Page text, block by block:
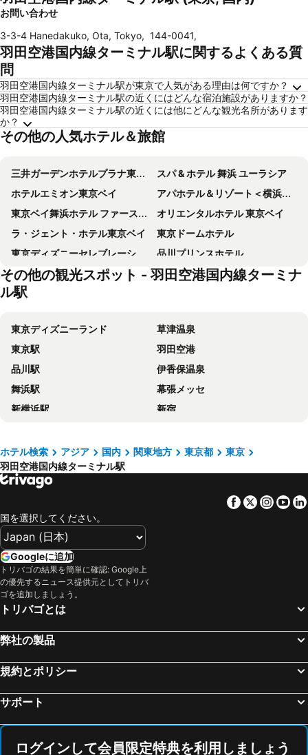
お問い合わせ
3-3-4 Hanedakuko, Ota, Tokyo, 144-0041,
羽田空港国内線ターミナル駅に関するよくある質
問
羽田空港国内線ターミナル駅が東京で人気がある理由は何ですか？
羽田空港国内線ターミナル駅の近くにはどんな宿泊施設がありますか？
羽田空港国内線ターミナル駅の近くには他にどんな観光名所があります
か？
その他の人気ホテル＆旅館
三井ガーデンホテルプラナ東京ベイ
スパ & ホテル 舞浜 ユーラシア
ホテルエミオン東京ベイ
アパホテル＆リゾート＜横浜ベイタワー＞
東京ベイ舞浜ホテル ファーストリゾート
オリエンタルホテル 東京ベイ
ラ・ジェント・ホテル東京ベイ
東京ドームホテル
東京ディズニーセレブレーションホテル
品川プリンスホテル
相鉄グランドフレッサ 東京ベイ有明
東京ディズニーシー・ホテルミラコスタ
ホテルオークラ東京ベイ
東京 ベイ有明ワシントンホテル
ヴィラフォンテーヌグランド東京有明
マイステイズ 新浦安コンファレンスセンター
ディズニーアンバサダーホテル
アパホテル＆リゾート 両国駅タワー
ホテルマイステイズ横浜
横浜桜木町ワシントンホテル
ヴィラフォンテーヌ グランド 羽田空港
ヨコハマ グランド インターコンチネンタル ホテル IHG ホテル
東京ディズニーランドホテル
シェラトン・グランデ・トーキョーベイ・ホテル
星野リゾート 1955 東京ベイ
Maihama View Hotel by HULIC
アワーズイン阪急
フレックステイイン新浦安
ホテルプラム 横浜
ザ ロイヤルパークホテル 舞浜リゾート 東京ベイ
ニューオータニ イン東京
浦安サンホテル
東急ステイ 水道橋
ホテルマイステイズ 亀戸
ヴィアイン飯田橋後楽園
横浜ベイホテル東急
ホテル ユーラシア 舞浜 アネックス
ファーストキャビン 羽田ターミナル1
ザ ロイヤルパークホテル 東京羽田空港第3旅客ターミナルビル内
ヴィラフォンテーヌ プレミア 羽田空港
ホテルＪＡＬシティ羽田東京
ホテルJalシティ羽田 東京 West Wing
その他の観光スポット - 羽田空港国内線ターミナ
ル駅
東京ディズニーランド
草津温泉
東京駅
羽田空港
品川駅
伊香保温泉
舞浜駅
幕張メッセ
新横浜駅
新宿
上野駅
鬼怒川温泉
横浜駅
大宮駅
富士急ハイランド
浅草駅
箱根湯本温泉
蒲田駅
お台場
幕張駅
静岡駅
八王子駅
河口湖
横浜アリーナ
横浜中華街
江ノ島駅
水道橋駅
川崎駅
ホテル検索 アジア 国内 関東地方 東京都
東京
羽田空港国内線ターミナル駅
Facebook
Twitter
国を選択してください。
Googleに追加
トリバゴの結果を簡単に確認: Google上
の優先するニュース提供元としてトリバ
ゴを追加しましょう。
トリバゴとは
弊社の製品
規約とポリシー
サポート
ログインして会員限定特典を利用しましょう